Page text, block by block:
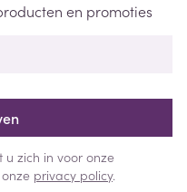
en promoties
u zich in voor onze
privacy policy.